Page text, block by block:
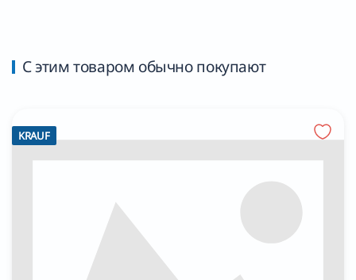
С этим товаром обычно покупают
KRAUF